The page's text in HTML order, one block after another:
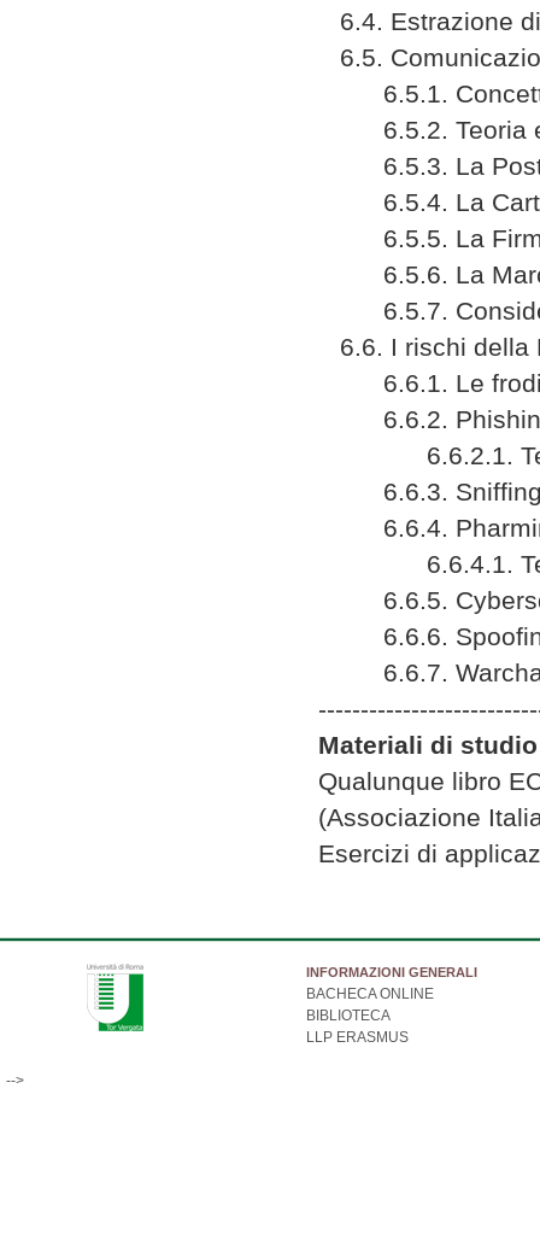
6.4. Estrazione
6.5.
6.5.1. Concetti
6.5.2. Teoria
6.5.3. La Posta
6.5.4. La Carta
6.5.5. La
6.5.6. La
6.5.7.
6.6. I rischi della
6.6.1. Le frodi
6.6.2.
6.6.2.1.
6.6.3.
6.6.4.
6.6.4.1.
6.6.5.
6.6.6.
6.6.7.
Materiali di
Qualunque libro
(Associazione
Esercizi di
INFORMAZIONI GENERALI
BACHECA ONLINE
BIBLIOTECA
LLP ERASMUS
-->